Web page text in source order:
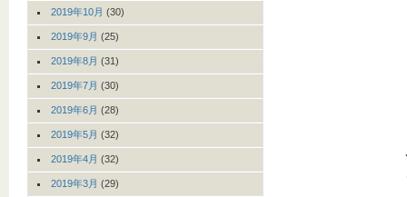
2019年10月 (30)
2019年9月 (25)
2019年8月 (31)
2019年7月 (30)
2019年6月 (28)
2019年5月 (32)
2019年4月 (32)
2019年3月 (29)